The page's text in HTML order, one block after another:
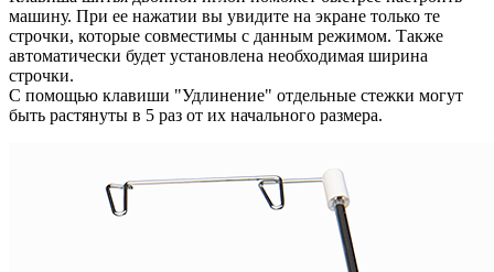
машину. При ее нажатии вы увидите на экране только те
строчки, которые совместимы с данным режимом. Также
автоматически будет установлена необходимая ширина
строчки.
С помощью клавиши "Удлинение" отдельные стежки могут
быть растянуты в 5 раз от их начального размера.